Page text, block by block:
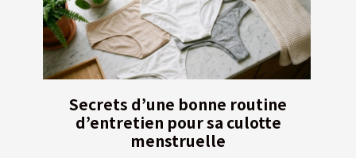
Secrets d’une bonne routine
d’entretien pour sa culotte
menstruelle